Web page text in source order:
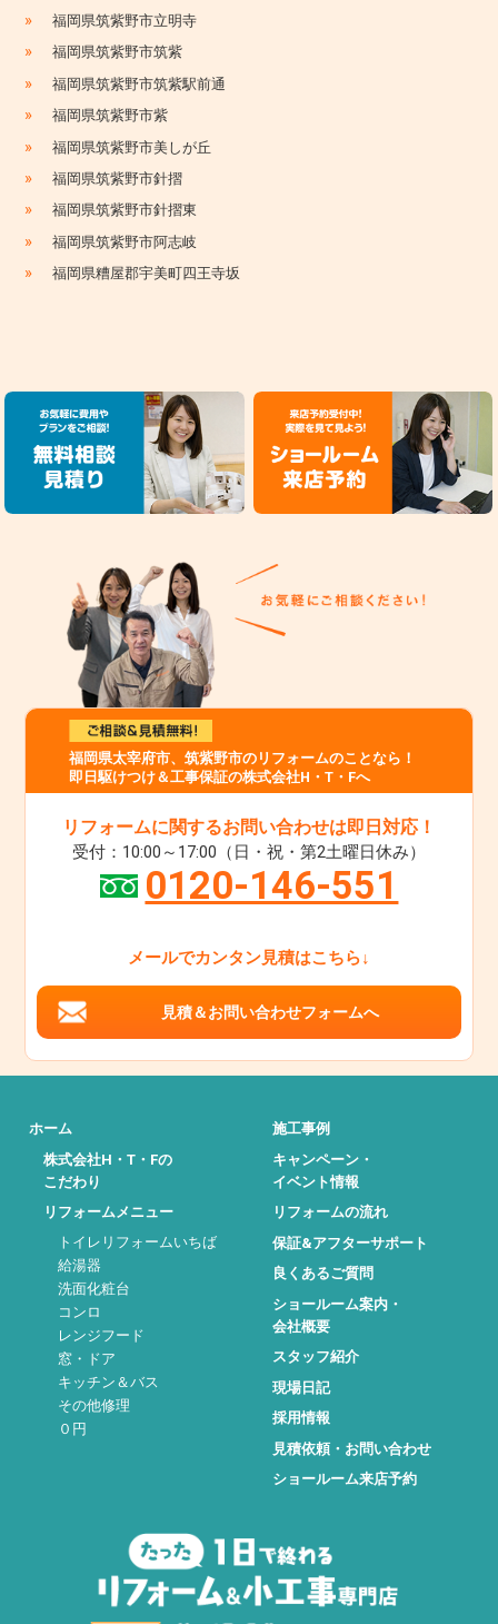
» 福岡県筑紫野市立明寺
» 福岡県筑紫野市筑紫
» 福岡県筑紫野市筑紫駅前通
» 福岡県筑紫野市紫
» 福岡県筑紫野市美しが丘
» 福岡県筑紫野市針摺
» 福岡県筑紫野市針摺東
» 福岡県筑紫野市阿志岐
» 福岡県糟屋郡宇美町四王寺坂
福岡県太宰府市、筑紫野市のリフォームのことなら！
即日駆けつけ＆工事保証の株式会社H・T・Fへ
リフォームに関するお問い合わせは即日対応！
受付：10:00～17:00（日・祝・第2土曜日休み）
0120-146-551
メールでカンタン見積はこちら↓
見積＆お問い合わせフォームへ
ホーム
株式会社H・T・Fの
こだわり
リフォームメニュー
トイレリフォームいちば
給湯器
洗面化粧台
コンロ
レンジフード
窓・ドア
キッチン＆バス
その他修理
０円
施工事例
キャンペーン・
イベント情報
リフォームの流れ
保証&アフターサポート
良くあるご質問
ショールーム案内・
会社概要
スタッフ紹介
現場日記
採用情報
見積依頼・お問い合わせ
ショールーム来店予約